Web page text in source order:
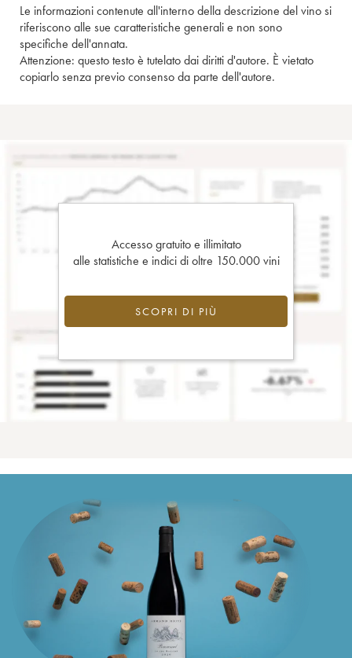
Le informazioni contenute all'interno della descrizione del vino si
riferiscono alle sue caratteristiche generali e non sono
specifiche dell'annata.
Attenzione: questo testo è tutelato dai diritti d'autore. È vietato
copiarlo senza previo consenso da parte dell'autore.
Accesso gratuito e illimitato
alle statistiche e indici di oltre 150.000 vini
SCOPRI DI PIÙ